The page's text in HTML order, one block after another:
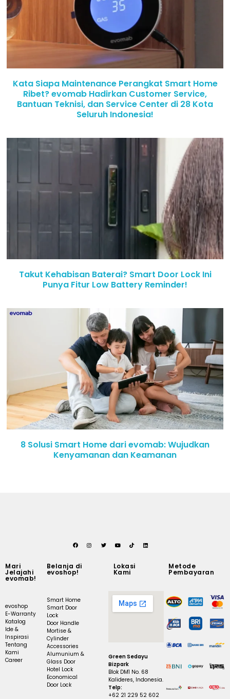
Kata Siapa Maintenance Perangkat Smart Home
Ribet? evomab Hadirkan Customer Service,
Bantuan Teknisi, dan Service Center di 28 Kota
Seluruh Indonesia!
Takut Kehabisan Baterai? Smart Door Lock Ini
Punya Fitur Low Battery Reminder!
8 Solusi Smart Home dari evomab: Wujudkan
Kenyamanan dan Keamanan
Mari
Jelajahi
evomab!
evoshop
E-Warranty
Katalog
Ide &
Inspirasi
Tentang
Kami
Career
Belanja di
evoshop!
Smart Home
Smart Door
Lock
Door Handle
Mortise &
Cylinder
Accessories
Alumunium &
Glass Door
Hotel Lock
Economical
Door Lock
Lokasi
Kami
Green Sedayu
Bizpark
Blok DM1 No. 68
Kalideres, Indonesia.
Telp:
+62 21 229 52 602
Metode
Pembayaran